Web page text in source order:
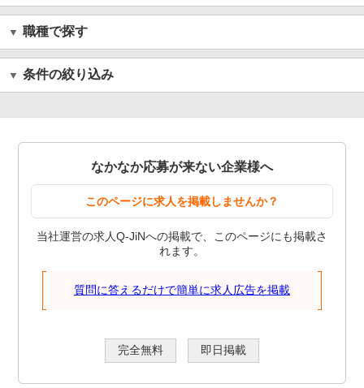
職種で探す
条件の絞り込み
なかなか応募が来ない企業様へ
このページに求人を掲載しませんか？
当社運営の求人Q-JiNへの掲載で、このページにも掲載さ
れます。
質問に答えるだけで簡単に求人広告を掲載
完全無料 即日掲載